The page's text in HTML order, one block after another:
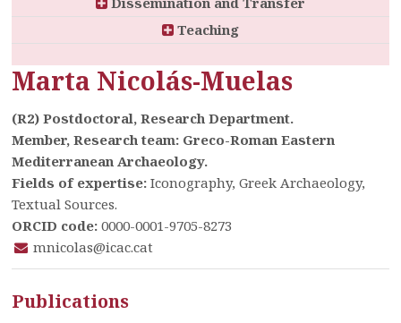
Teaching
Marta Nicolás-Muelas
(R2) Postdoctoral, Research Department.
Member, Research team: Greco-Roman Eastern
Mediterranean Archaeology.
Fields of expertise:Iconography, Greek Archaeology,
Textual Sources.
ORCID code: 0000-0001-9705-8273
mnicolas@icac.cat
Publications